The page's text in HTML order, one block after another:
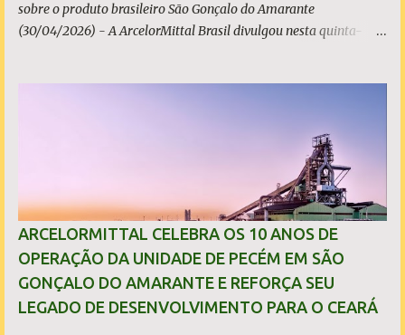
sobre o produto brasileiro São Gonçalo do Amarante
(30/04/2026) - A ArcelorMittal Brasil divulgou nesta quinta-
e operacionais da organização e de todo o setor do aço brasileiro.
Ainda assim, a empresa manteve-se como líder no Brasil, com
42% da produção nacional de aço bruto, os investimentos
programados e permaneceu firme em seus valores de segurança,
sustentabilidade, qualidade e liderança. A produção total de aço
somou 15,14 milhões de toneladas – um recuo de 1,3% em
relação a 2024. A produção de minério de ferro atingiu 2,34
milhões de toneladas, montante 18,3% menor que 2024. Neste
caso, o resultado foi impactado pela trans...
ARCELORMITTAL CELEBRA OS 10 ANOS DE
OPERAÇÃO DA UNIDADE DE PECÉM EM SÃO
GONÇALO DO AMARANTE E REFORÇA SEU
LEGADO DE DESENVOLVIMENTO PARA O CEARÁ